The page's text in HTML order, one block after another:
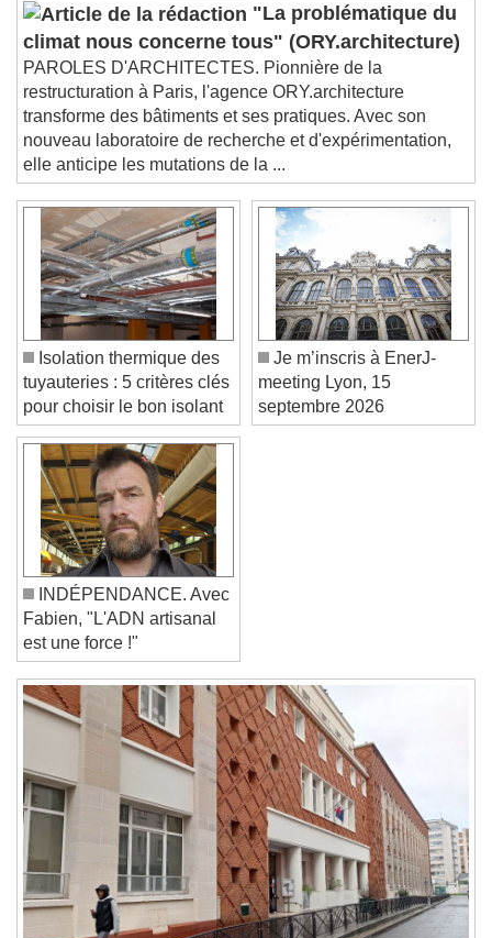
Picture-in-Picture
Fullscreen
This is a modal window.
Beginning of dialog window. Escape will cancel
and close the window.
Text
Color Opacity
Text Background
Color Opacity
Caption Area Background
Color Opacity
Font Size
Text Edge Style
Font Family
Reset
Done
Close Modal Dialog
End of dialog window.
"La problématique du
climat nous concerne tous" (ORY.architecture)
PAROLES D'ARCHITECTES. Pionnière de la
restructuration à Paris, l'agence ORY.architecture
transforme des bâtiments et ses pratiques. Avec son
nouveau laboratoire de recherche et d'expérimentation,
elle anticipe les mutations de la ...
Isolation thermique des
tuyauteries : 5 critères clés
pour choisir le bon isolant
Je m’inscris à EnerJ-
meeting Lyon, 15
septembre 2026
INDÉPENDANCE. Avec
Fabien, "L'ADN artisanal
est une force !"